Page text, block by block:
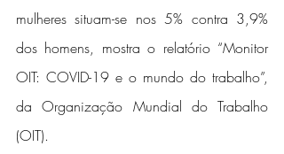
mulheres situam-se nos 5% contra 3,9%
dos homens, mostra o relatório “Monitor
OIT: COVID-19 e o mundo do trabalho”,
da Organização Mundial do Trabalho
(OIT).